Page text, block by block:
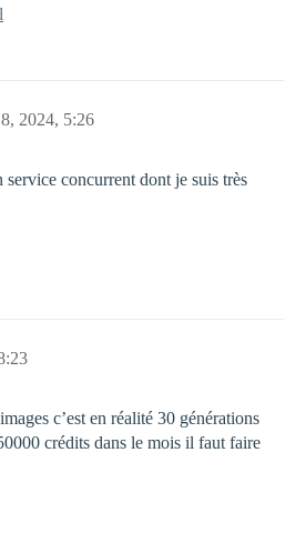
2024, 5:26
concurrent dont je suis très
c’est en réalité 30 générations
crédits dans le mois il faut faire